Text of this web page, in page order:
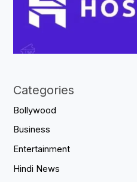
Categories
Bollywood
Business
Entertainment
Hindi News